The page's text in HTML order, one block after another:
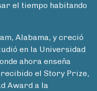
el tiempo habitando
Alabama, y creció
en la Universidad
ahora enseña
el Story Prize,
Award a la